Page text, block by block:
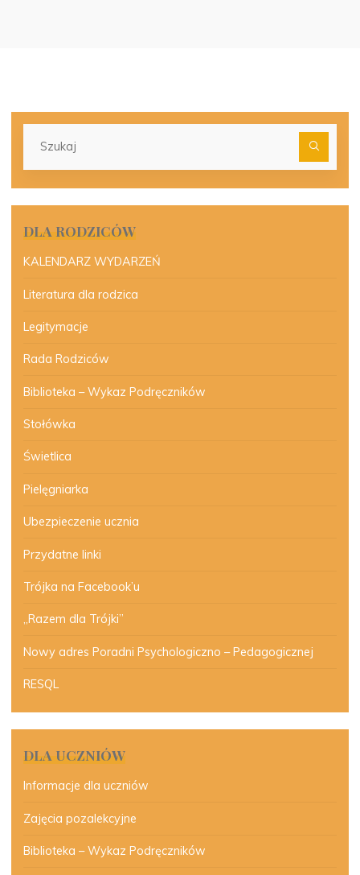
DLA RODZICÓW
KALENDARZ WYDARZEŃ
Literatura dla rodzica
Legitymacje
Rada Rodziców
Biblioteka – Wykaz Podręczników
Stołówka
Świetlica
Pielęgniarka
Ubezpieczenie ucznia
Przydatne linki
Trójka na Facebook’u
„Razem dla Trójki”
Nowy adres Poradni Psychologiczno – Pedagogicznej
RESQL
DLA UCZNIÓW
Informacje dla uczniów
Zajęcia pozalekcyjne
Biblioteka – Wykaz Podręczników